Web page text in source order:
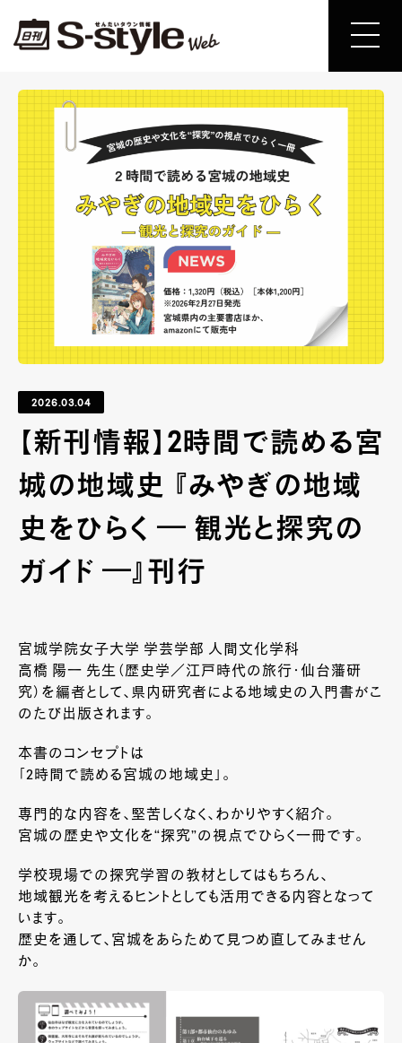
2026.03.04
【新刊情報】2時間で読める宮
城の地域史 『みやぎの地域
史をひらく ― 観光と探究の
ガイド ―』刊行
宮城学院女子大学 学芸学部 人間文化学科
高橋 陽一 先生（歴史学／江戸時代の旅行・仙台藩研
究）を編者として、県内研究者による地域史の入門書がこ
のたび出版されます。
本書のコンセプトは
「2時間で読める宮城の地域史」。
専門的な内容を、堅苦しくなく、わかりやすく紹介。
宮城の歴史や文化を“探究”の視点でひらく一冊です。
学校現場での探究学習の教材としてはもちろん、
地域観光を考えるヒントとしても活用できる内容となって
います。
歴史を通して、宮城をあらためて見つめ直してみません
か。